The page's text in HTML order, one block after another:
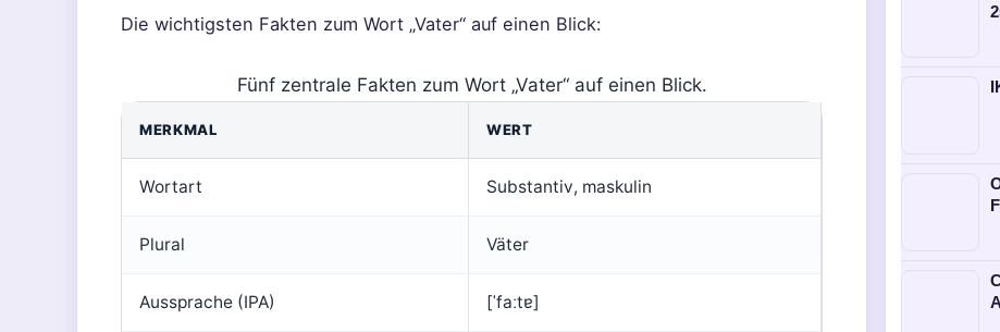
Die wichtigsten Fakten zum Wort „Vater“ auf einen Blick:
Fünf zentrale Fakten zum Wort „Vater“ auf einen Blick.
MERKMAL WERT
Wortart Substantiv, maskulin
Plural Väter
Aussprache (IPA) [ˈfaːtɐ]